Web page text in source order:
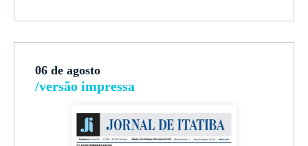
06 de agosto
/versão impressa